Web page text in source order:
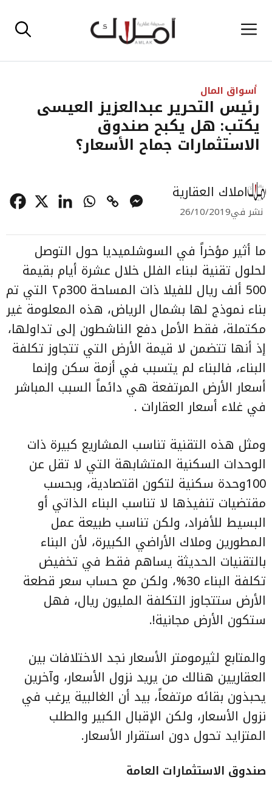
إلى القائمة
أسواق المال
رئيس التحرير عبدالعزيز العيسى
يكتب: هل يكبح صندوق
الاستثمارات جماح الأسعار؟
املاك العقارية
نشر في26/10/2019
ما أثير مؤخراً في السوشلميديا حول التوصل
لحلول تقنية لبناء الفلل خلال عشرة أيام بقيمة
500 ألف ريال للفيلا ذات المساحة 300م٢ التي تم
بناء نموذج لها بشمال الرياض، هذه المعلومة غير
مكتملة، فقط الأمل دفع الناشطون إلى تداولها،
إذ أنها تتضمن لا قيمة الأرض التي تتجاوز تكلفة
البناء، فالبناء لم يتسبب في أزمة سكن وإنما
أسعار الأرض المرتفعة هي دائماً السبب المباشر
في غلاء أسعار العقارات .
ومثل هذه التقنية تناسب المشاريع كبيرة ذات
الوحدات السكنية المتشابهة التي لا تقل عن
100وحدة سكنية لتكون اقتصادية، وبحسب
مقتضيات تنفيذها لا تناسب البناء الذاتي أو
البسيط للأفراد، ولكن تناسب طبيعة عمل
المطورين وملاك الأراضي الكبيرة، لأن البناء
بالتقنيات الحديثة يساهم فقط في تخفيض
تكلفة البناء 30%، ولكن مع حساب سعر قطعة
الأرض ستتجاوز التكلفة المليون ريال، فهل
ستكون الأرض مجانية!.
والمتابع لثيرمومتر الأسعار نجد الاختلافات بين
العقاريين هنالك من يريد نزول الأسعار، وآخرين
يحبذون بقائه مرتفعاً، بيد أن الغالبية يرغب في
نزول الأسعار، ولكن الإقبال الكبير والطلب
المتزايد تحول دون استقرار الأسعار.
صندوق الاستثمارات العامة